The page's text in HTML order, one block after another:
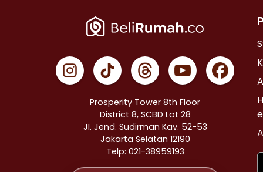
Properti Dijual di Johar Baru >
Properti Dijual di Menteng >
Properti Dijual di Tanah Abang >
Properti Dijual di Kramat >
Properti Dijual di Bendungan Hilir >
Properti Dijual di Jakarta Selatan >
Properti Dijual di Cilandak >
Properti Dijual di Gandaria Selatan >
Properti Dijual di Cipete Selatan >
Prosperity Tower 8th Floor
District 8, SCBD Lot 28
JI. Jend. Sudirman Kav. 52-53
Jakarta Selatan 12190
Telp: 021-38959193